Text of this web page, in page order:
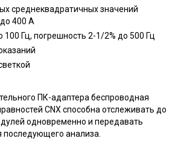
среднеквадратичных значений
400 A
100 Гц, погрешность 2-1/2% до 500 Гц
ПК-адаптера беспроводная
CNX способна отслеживать до
одновременно и передавать
последующего анализа.